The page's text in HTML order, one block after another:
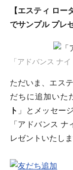
【エスティ ロ
でサンプル プレ
「アドバンス ナイ
ただいま、エス
だちに追加いた
ト 」とメッセー
「アドバンス
レゼントいたし